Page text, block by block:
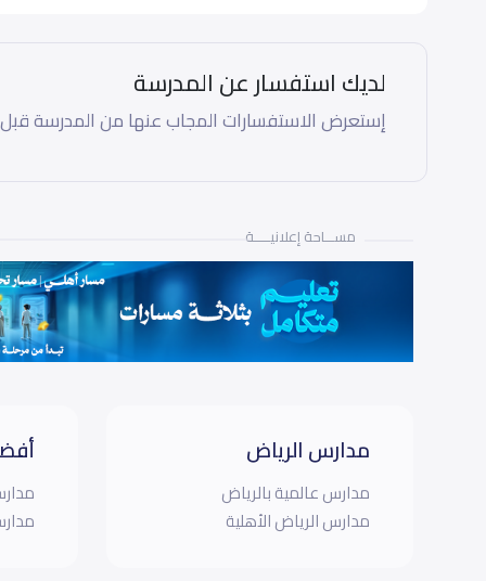
ثالث ثانوي (Grade 12)
لديك استفسار عن المدرسة
إستعرض الاستفسارات المجاب عنها من المدرسة
مســـاحة إعلانيـــــة
مدارس الرياض
مدارس عالمية بالرياض
مدارس الرياض الأهلية